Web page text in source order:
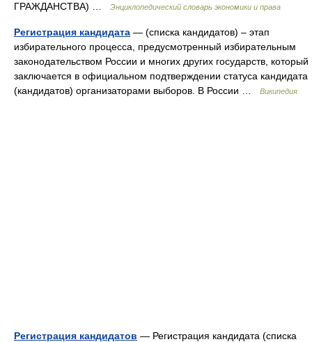
ГРАЖДАНСТВА) …
Энциклопедический словарь экономики и права
Регистрация кандидата — (списка кандидатов) – этап
избирательного процесса, предусмотренный избирательным
законодательством России и многих других государств, который
заключается в официальном подтверждении статуса кандидата
(кандидатов) организаторами выборов. В России …
Википедия
Регистрация кандидатов — Регистрация кандидата (списка